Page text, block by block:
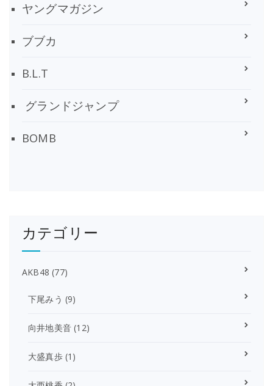
ヤングマガジン
ブブカ
B.L.T
グランドジャンプ
BOMB
カテゴリー
AKB48 (77)
下尾みう (9)
向井地美音 (12)
大盛真歩(1)